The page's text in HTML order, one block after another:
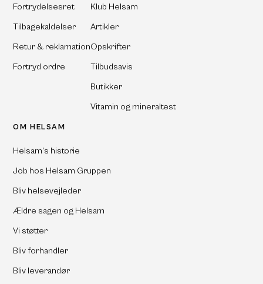
Fortrydelsesret
Tilbagekaldelser
Retur & reklamation
Fortryd ordre
Klub Helsam
Artikler
Opskrifter
Tilbudsavis
Butikker
Vitamin og mineraltest
OM HELSAM
Helsam's historie
Job hos Helsam Gruppen
Bliv helsevejleder
Ældre sagen og Helsam
Vi støtter
Bliv forhandler
Bliv leverandør